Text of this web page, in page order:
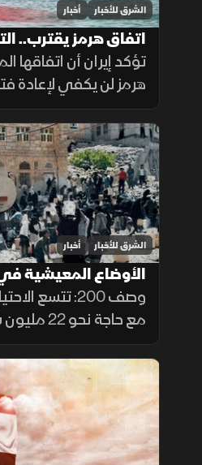
الشرق للأخبار أخبار
اتفاق هرمز يقترب..
تؤكد إيران أن
هرمز لن يكفي لإعادة
الملاحة بموافقة
والإفراج عن الأصول
الشرق للأخبار أخبار
الأوضاع المعيشية
الحوثي يعمق الأزمة
وصف 200: تتسع
مع حاجة
والحماية، وسط تفاقم
ونقص حاد في تمويل